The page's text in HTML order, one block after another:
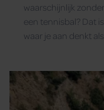
waarschijnlijk
een tennisbal? Dat
waar je aan denkt